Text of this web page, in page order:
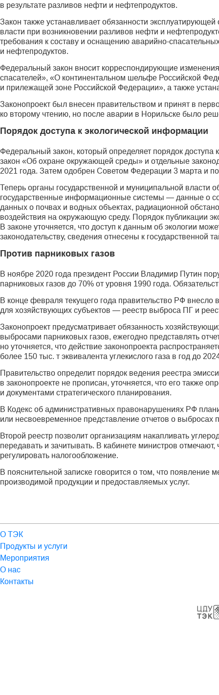
в результате разливов нефти и нефтепродуктов.
Закон также устанавливает обязанности
власти при возникновении разливов нефти и
требования к составу и оснащению аварийно-
и нефтепродуктов.
Федеральный закон вносит корреспондирующие
спасателей», «О континентальном шельфе Российской
и прилежащей зоне Российской Федерации», а также
Законопроект был внесен правительством и принят в
ко второму чтению, но после аварии в Норильске было
Порядок доступа к экологической информации
Федеральный закон, который определяет порядок
закон «Об охране окружающей среды» и отдельные
2021 года. Затем одобрен Советом Федерации 3 марта и
Теперь органы государственной и муниципальной власти
государственные информационные системы — данные о
данных о почвах и водных объектах, радиационной
воздействия на окружающую среду. Порядок публикации
В законе уточняется, что доступ к данным об экологии
законодательству, сведения отнесены к государственной
Против парниковых газов
В ноябре 2020 года президент России Владимир Путин
парниковых газов до 70% от уровня 1990 года.
В конце февраля текущего года правительство РФ внесло
для хозяйствующих субъектов — реестр выброса ПГ и
Законопроект предусматривает обязанность
выбросами парниковых газов, ежегодно представлять
но уточняется, что действие законопроекта
более 150 тыс. т эквивалента углекислого газа в год до
Правительство определит порядок ведения реестра
в законопроекте не прописан, уточняется, что его также
и документами стратегического планирования.
В Кодекс об административных правонарушениях РФ
или несвоевременное представление отчетов о
Второй реестр позволит организациям накапливать
передавать и зачитывать. В кабинете министров
регулировать налогообложение.
В пояснительной записке говорится о том, что появление
производимой продукции и предоставляемых услуг.
О ТЭК
Продукты и услуги
Мероприятия
О нас
Контакты